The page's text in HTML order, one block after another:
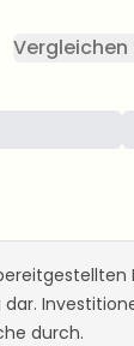
Vergleichen
durch.